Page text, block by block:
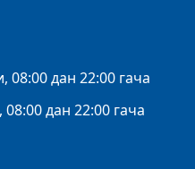
дан 22:00 гача
дан 22:00 гача